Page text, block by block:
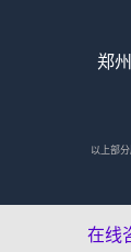
郑
以上部
在线